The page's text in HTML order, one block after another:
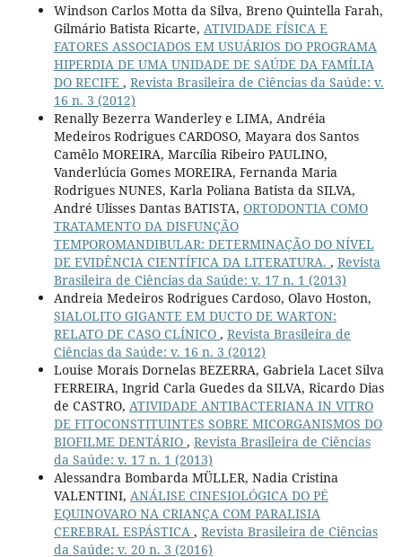
Windson Carlos Motta da Silva, Breno Quintella Farah,
Gilmário Batista Ricarte, ATIVIDADE FÍSICA E
FATORES ASSOCIADOS EM USUÁRIOS DO PROGRAMA
HIPERDIA DE UMA UNIDADE DE SAÚDE DA FAMÍLIA
DO RECIFE , Revista Brasileira de Ciências da Saúde: v.
16 n. 3 (2012)
Renally Bezerra Wanderley e LIMA, Andréia
Medeiros Rodrigues CARDOSO, Mayara dos Santos
Camêlo MOREIRA, Marcília Ribeiro PAULINO,
Vanderlúcia Gomes MOREIRA, Fernanda Maria
Rodrigues NUNES, Karla Poliana Batista da SILVA,
André Ulisses Dantas BATISTA, ORTODONTIA COMO
TRATAMENTO DA DISFUNÇÃO
TEMPOROMANDIBULAR: DETERMINAÇÃO DO NÍVEL
DE EVIDÊNCIA CIENTÍFICA DA LITERATURA. , Revista
Brasileira de Ciências da Saúde: v. 17 n. 1 (2013)
Andreia Medeiros Rodrigues Cardoso, Olavo Hoston,
SIALOLITO GIGANTE EM DUCTO DE WARTON:
RELATO DE CASO CLÍNICO , Revista Brasileira de
Ciências da Saúde: v. 16 n. 3 (2012)
Louise Morais Dornelas BEZERRA, Gabriela Lacet Silva
FERREIRA, Ingrid Carla Guedes da SILVA, Ricardo Dias
de CASTRO, ATIVIDADE ANTIBACTERIANA IN VITRO
DE FITOCONSTITUINTES SOBRE MICORGANISMOS DO
BIOFILME DENTÁRIO , Revista Brasileira de Ciências
da Saúde: v. 17 n. 1 (2013)
Alessandra Bombarda MÜLLER, Nadia Cristina
VALENTINI, ANÁLISE CINESIOLÓGICA DO PÉ
EQUINOVARO NA CRIANÇA COM PARALISIA
CEREBRAL ESPÁSTICA , Revista Brasileira de Ciências
da Saúde: v. 20 n. 3 (2016)